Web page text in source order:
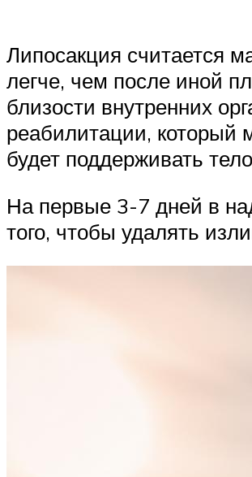
Липосакция считается
легче, чем после иной
близости внутренних
реабилитации, который
будет поддерживать
На первые 3-7 дней в
того, чтобы удалять